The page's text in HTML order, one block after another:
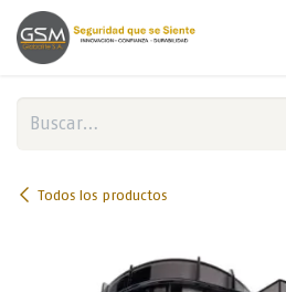
Ir al contenido
Todos los productos